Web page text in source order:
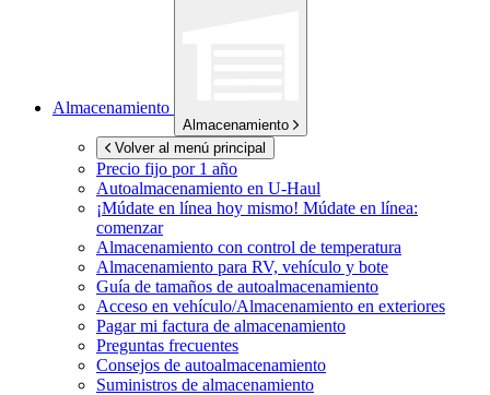
Almacenamiento
Almacenamiento
Volver al menú principal
Precio fijo por 1 año
Autoalmacenamiento en U-Haul
¡Múdate en línea hoy mismo! Múdate en línea:
comenzar
Almacenamiento con control de temperatura
Almacenamiento para RV, vehículo y bote
Guía de tamaños de autoalmacenamiento
Acceso en vehículo/Almacenamiento en exteriores
Pagar mi factura de almacenamiento
Preguntas frecuentes
Consejos de autoalmacenamiento
Suministros de almacenamiento